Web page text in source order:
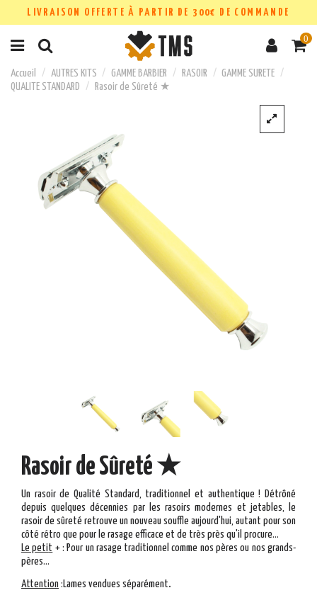
LIVRAISON OFFERTE À PARTIR DE 300€ DE COMMANDE
0
Accueil AUTRES KITS GAMME BARBIER RASOIR
GAMME SURETE
QUALITE STANDARD
Rasoir de Sûreté ★
Rasoir de Sûreté ★
Un rasoir de Qualité Standard, traditionnel et authentique ! Détrôné
depuis quelques décennies par les rasoirs modernes et jetables, le
rasoir de sûreté retrouve un nouveau souffle aujourd'hui, autant pour son
côté rétro que pour le rasage efficace et de très près qu'il procure...
Le petit +: Pour un rasage traditionnel comme nos pères ou nos grands-
pères...
Attention : Lames vendues séparément.